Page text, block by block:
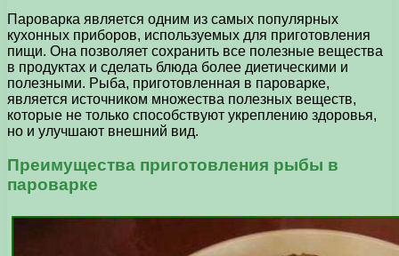
Пароварка является одним из самых популярных
кухонных приборов, используемых для приготовления
пищи. Она позволяет сохранить все полезные вещества
в продуктах и сделать блюда более диетическими и
полезными. Рыба, приготовленная в пароварке,
является источником множества полезных веществ,
которые не только способствуют укреплению здоровья,
но и улучшают внешний вид.
Преимущества приготовления рыбы в
пароварке